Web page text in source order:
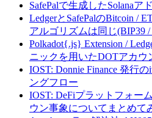
SafePalで生成したSolanaア
LedgerとSafePalのBitcoin /
アルゴリズムは同じ(BIP39 /
Polkadot{.js} Extension /
ニックを用いたDOTアカウ
IOST: Donnie Finance 発行
ングフロー
IOST: DeFiプラットフォー
ウン事象についてまとめて